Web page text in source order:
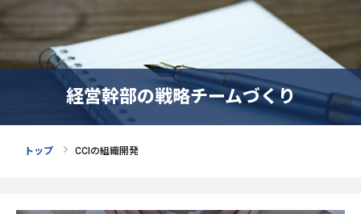
経営幹部の戦略チームづくり
トップ CCIの組織開発